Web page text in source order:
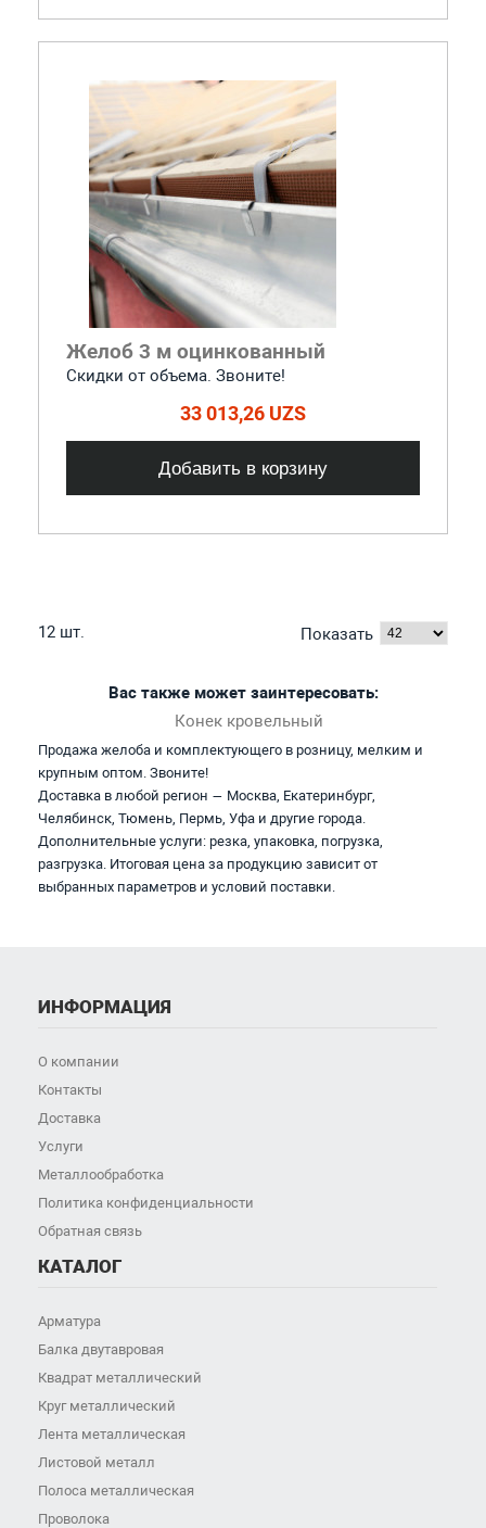
Желоб 3 м оцинкованный
Скидки от объема. Звоните!
33 013,26 UZS
Добавить в корзину
12 шт. Показать
Вас также может заинтересовать:
Конек кровельный
Продажа желоба и комплектующего в розницу, мелким и
крупным оптом. Звоните!
Доставка в любой регион — Москва, Екатеринбург,
Челябинск, Тюмень, Пермь, Уфа и другие города.
Дополнительные услуги: резка, упаковка, погрузка,
разгрузка. Итоговая цена за продукцию зависит от
выбранных параметров и условий поставки.
ИНФОРМАЦИЯ
О компании
Контакты
Доставка
Услуги
Металлообработка
Политика конфиденциальности
Обратная связь
КАТАЛОГ
Арматура
Балка двутавровая
Квадрат металлический
Круг металлический
Лента металлическая
Листовой металл
Полоса металлическая
Проволока